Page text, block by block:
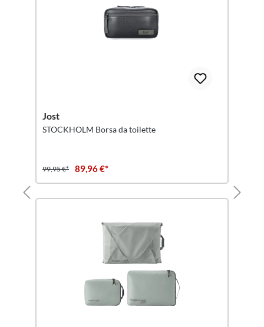
Jost
STOCKHOLM Borsa da toilette
99,95 €* 89,96 €*